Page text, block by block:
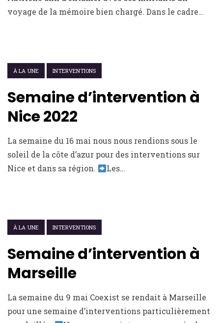
voyage de la mémoire bien chargé. Dans le cadre…
À LA UNE INTERVENTIONS
Semaine d’intervention à
Nice 2022
La semaine du 16 mai nous nous rendions sous le
soleil de la côte d’azur pour des interventions sur
Nice et dans sa région.
Les…
À LA UNE INTERVENTIONS
Semaine d’intervention à
Marseille
La semaine du 9 mai Coexist se rendait à Marseille
pour une semaine d’interventions particulièrement